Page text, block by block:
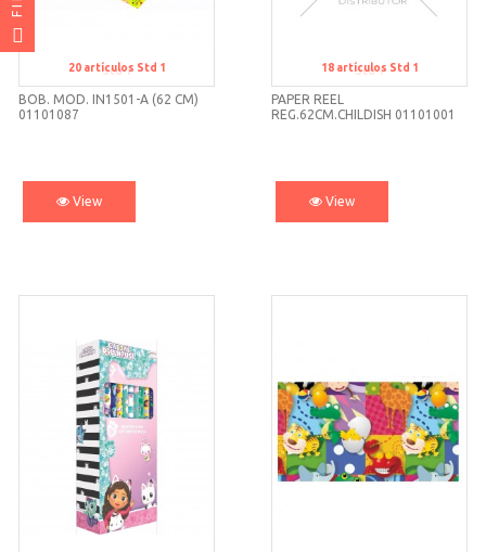
Std 1
BOB. MOD. IN1501-A (62 CM)
01101087
20 artículos Std 1
View
Std 1
PAPER REEL
REG.62CM.CHILDISH 01101001
18 artículos Std 1
View